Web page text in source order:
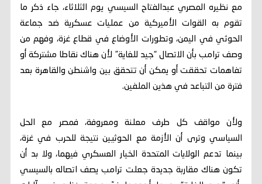
مع نظيره المصري عبدالفتاح السيسي يوم الثلاثاء، جاء ذكر ما
تقوم به القوات الأميركية من عمليات عسكرية ضد جماعة
الحوثي في اليمن، وتطورات الأوضاع في قطاع غزة، وفهم من
وصف ترامب بأن الاتصال “جيد للغاية” لأن هناك نقاطا مشتركة أو
تفاهمات تحققت أو يمكن أن تتحقق بين واشنطن والقاهرة بعد
فترة من التباعد في هذين الملفين.
ولأن مواقف كل طرف معلنة ومعروفة، فمصر مع الحل
السياسي وترى أن الأزمة مع الحوثيين نتيجة للحرب في غزة،
بينما تدعم الولايات المتحدة الخيار العسكري فيهما، ولا بد أن
تكون هناك مقاربة جديدة جعلت ترامب يصف اتصاله بالسيسي